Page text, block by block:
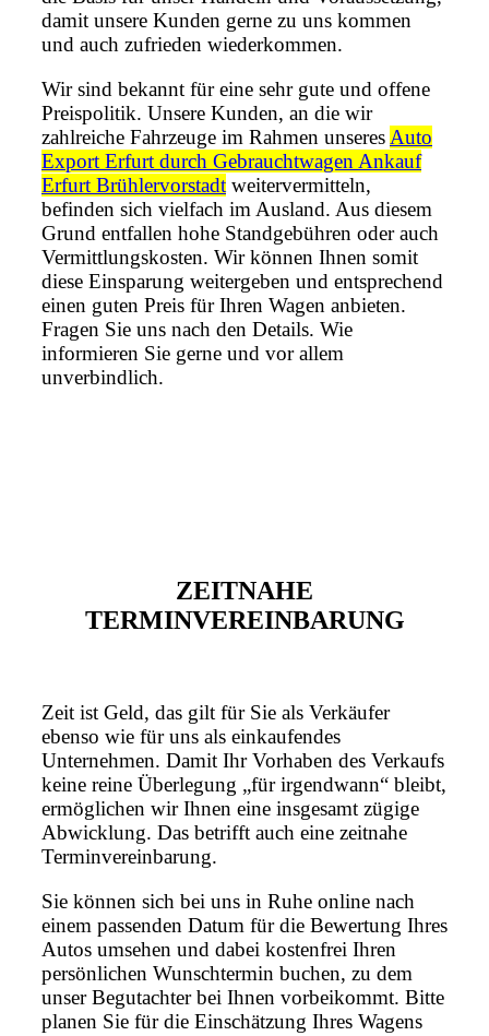
damit unsere Kunden gerne zu uns kommen
und auch zufrieden wiederkommen.
Wir sind bekannt für eine sehr gute und offene
Preispolitik. Unsere Kunden, an die wir
zahlreiche Fahrzeuge im Rahmen unseres Auto
Export Erfurt durch Gebrauchtwagen Ankauf
Erfurt Brühlervorstadt weitervermitteln,
befinden sich vielfach im Ausland. Aus diesem
Grund entfallen hohe Standgebühren oder auch
Vermittlungskosten. Wir können Ihnen somit
diese Einsparung weitergeben und entsprechend
einen guten Preis für Ihren Wagen anbieten.
Fragen Sie uns nach den Details. Wie
informieren Sie gerne und vor allem
unverbindlich.
ZEITNAHE
TERMINVEREINBARUNG
Zeit ist Geld, das gilt für Sie als Verkäufer
ebenso wie für uns als einkaufendes
Unternehmen. Damit Ihr Vorhaben des Verkaufs
keine reine Überlegung „für irgendwann“ bleibt,
ermöglichen wir Ihnen eine insgesamt zügige
Abwicklung. Das betrifft auch eine zeitnahe
Terminvereinbarung.
Sie können sich bei uns in Ruhe online nach
einem passenden Datum für die Bewertung Ihres
Autos umsehen und dabei kostenfrei Ihren
persönlichen Wunschtermin buchen, zu dem
unser Begutachter bei Ihnen vorbeikommt. Bitte
planen Sie für die Einschätzung Ihres Wagens